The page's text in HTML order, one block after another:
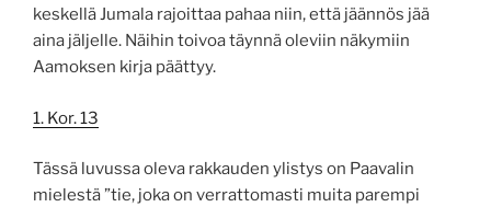
keskellä Jumala rajoittaa pahaa niin, että jäännös jää
aina jäljelle. Näihin toivoa täynnä oleviin näkymiin
Aamoksen kirja päättyy.
1. Kor. 13
Tässä luvussa oleva rakkauden ylistys on Paavalin
mielestä ”tie, joka on verrattomasti muita parempi